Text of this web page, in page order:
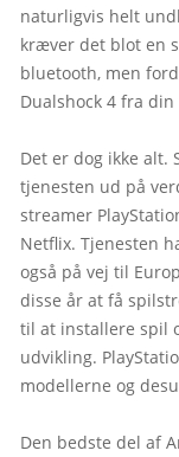
naturligvis helt
kræver det blot en
bluetooth, men
Dualshock 4 fra din
Det er dog ikke alt.
tjenesten ud på
streamer
Netflix. Tjenesten
også på vej til
disse år at få
til at installere spil
udvikling.
modellerne og
Den bedste del af